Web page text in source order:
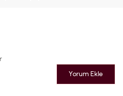
Yorum Ekle